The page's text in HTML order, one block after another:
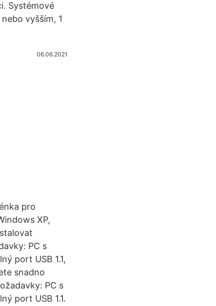
Systémové
vyšším, 1
06.06.2021
pro
XP,
PC s
port USB 1.1,
snadno
PC s
port USB 1.1.